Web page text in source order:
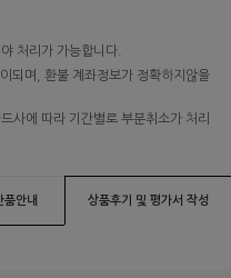
처리가 가능합니다.
되며, 환불 계좌정보가 정확하지않을
사에 따라 기간별로 부분취소가 처리
품안내 상품후기 및 평가서 작성